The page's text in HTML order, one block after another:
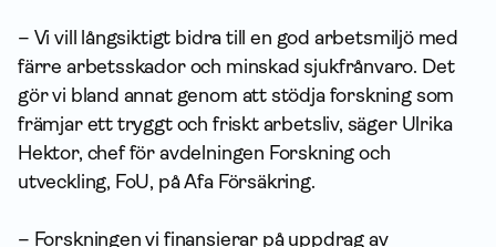
– Vi vill långsiktigt bidra till en god arbetsmiljö med
färre arbetsskador och minskad sjukfrånvaro. Det
gör vi bland annat genom att stödja forskning som
främjar ett tryggt och friskt arbetsliv, säger Ulrika
Hektor, chef för avdelningen Forskning och
utveckling, FoU, på Afa Försäkring.
– Forskningen vi finansierar på uppdrag av